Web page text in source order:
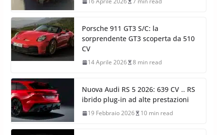
Porsche 911 GT3 S/C: la
sorprendente GT3 scoperta da 510
CV
14 Aprile 2026 8 min read
Nuova Audi RS 5 2026: 639 CV .. RS
ibrido plug-in ad alte prestazioni
19 Febbraio 2026 10 min read